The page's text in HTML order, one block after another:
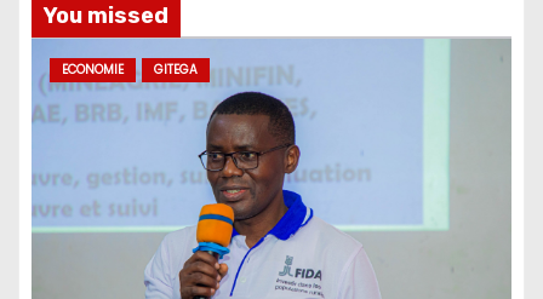
You missed
ECONOMIE GITEGA